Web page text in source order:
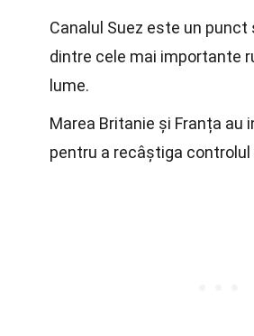
Canalul Suez este un
dintre cele mai importante
lume.
Marea Britanie și Franța au
pentru a recâștiga controlul